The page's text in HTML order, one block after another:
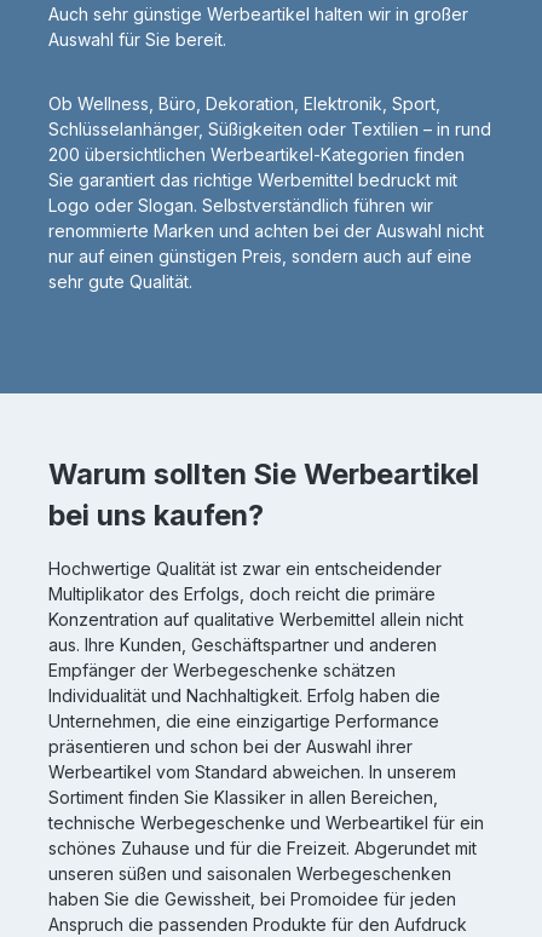
Auch sehr günstige Werbeartikel halten wir in großer
Auswahl für Sie bereit.
Ob Wellness, Büro, Dekoration, Elektronik, Sport,
Schlüsselanhänger, Süßigkeiten oder Textilien – in rund
200 übersichtlichen Werbeartikel-Kategorien finden
Sie garantiert das richtige Werbemittel bedruckt mit
Logo oder Slogan. Selbstverständlich führen wir
renommierte Marken und achten bei der Auswahl nicht
nur auf einen günstigen Preis, sondern auch auf eine
sehr gute Qualität.
Warum sollten Sie Werbeartikel
bei uns kaufen?
Hochwertige Qualität ist zwar ein entscheidender
Multiplikator des Erfolgs, doch reicht die primäre
Konzentration auf qualitative Werbemittel allein nicht
aus. Ihre Kunden, Geschäftspartner und anderen
Empfänger der Werbegeschenke schätzen
Individualität und Nachhaltigkeit. Erfolg haben die
Unternehmen, die eine einzigartige Performance
präsentieren und schon bei der Auswahl ihrer
Werbeartikel vom Standard abweichen. In unserem
Sortiment finden Sie Klassiker in allen Bereichen,
technische Werbegeschenke und Werbeartikel für ein
schönes Zuhause und für die Freizeit. Abgerundet mit
unseren süßen und saisonalen Werbegeschenken
haben Sie die Gewissheit, bei Promoidee für jeden
Anspruch die passenden Produkte für den Aufdruck